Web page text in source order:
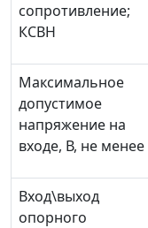
сопротивление;
КСВН
Максимальное
допустимое
напряжение на
входе, В, не менее
Вход\выход
опорного